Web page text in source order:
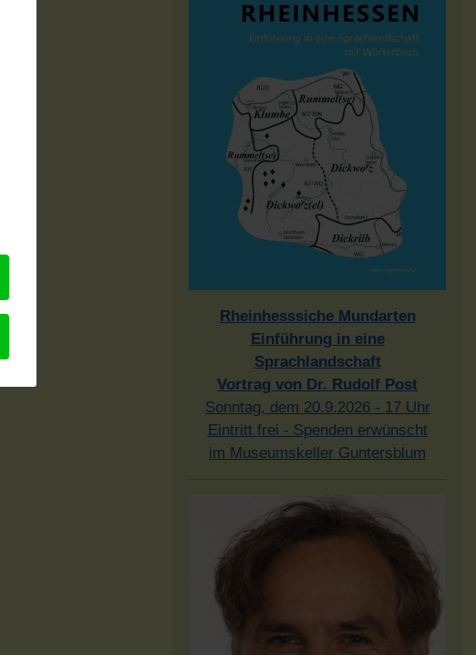
Rheinhesssiche Mundarten
Einführung in eine
Sprachlandschaft
Vortrag von Dr. Rudolf Post
Sonntag, dem 20.9.2026 - 17 Uhr
Eintritt frei - Spenden erwünscht
im Museumskeller Guntersblum